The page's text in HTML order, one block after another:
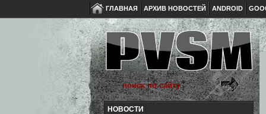
ГЛАВНАЯ АРХИВ НОВОСТЕЙ ANDROID
НОВОСТИ